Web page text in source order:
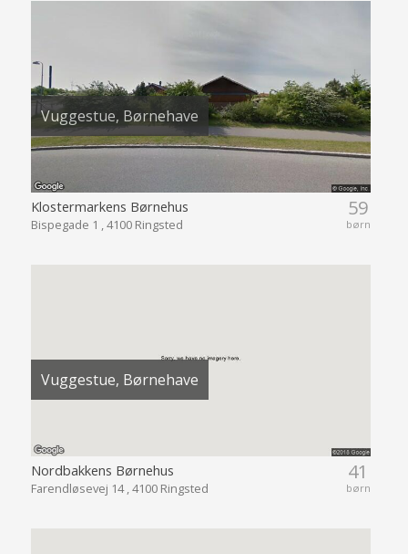
Vuggestue, Børnehave
59
børn
Klostermarkens Børnehus
Bispegade 1 , 4100 Ringsted
Vuggestue, Børnehave
41
børn
Nordbakkens Børnehus
Farendløsevej 14 , 4100 Ringsted